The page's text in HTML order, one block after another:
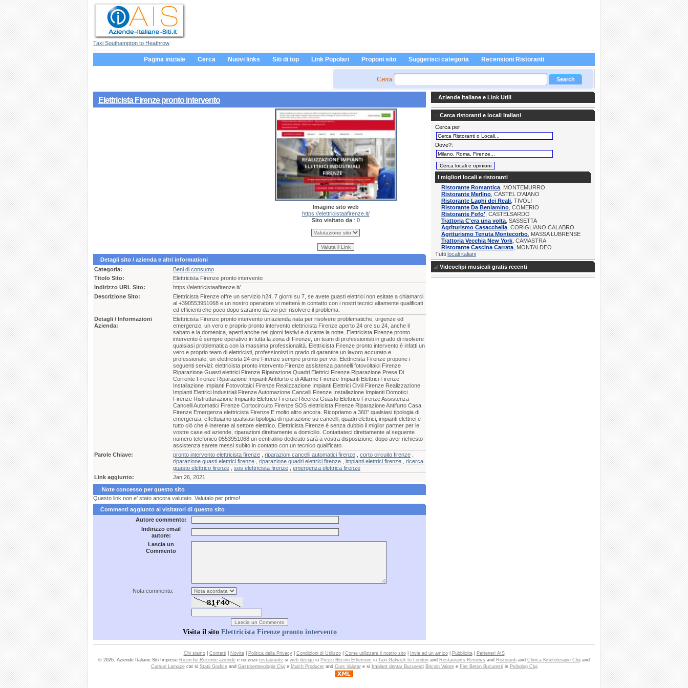
Taxi Southampton to Heathrow
Pagina iniziale Cerca Nuovi links Siti di top Link Popolari Proponi sito Suggerisci categoria Recensioni Ristoranti
Cerca
Elettricista Firenze pronto intervento
Imagine sito web
https://elettricistaafirenze.it/
Sito visitato da : 0
Detagli sito / azienda e altri informationi
Categoria:
Beni di consumo
Titolo Sito:
Elettricista Firenze pronto intervento
Indirizzo URL Sito:
https://elettricistaafirenze.it/
Descrizione Sito:
Elettricista Firenze offre un servizio h24, 7 giorni su 7, se avete guasti elettrici non esitate a chiamarci
al +390553951068 e un nostro operatore vi metterà in contatto con i nostri tecnici altamente qualificati
ed efficienti che poco dopo saranno da voi per risolvere il problema.
Detagli / Informazioni
Azienda:
Elettricista Firenze pronto intervento un’azienda nata per risolvere problematiche, urgenze ed
emergenze, un vero e proprio pronto intervento elettricista Firenze aperto 24 ore su 24, anche il
sabato e la domenica, aperti anche nei giorni festivi e durante la notte. Elettricista Firenze pronto
intervento è sempre operativo in tutta la zona di Firenze, un team di professionisti in grado di risolvere
qualsiasi problematica con la massima professionalità. Elettricista Firenze pronto intervento è infatti un
vero e proprio team di elettricisti, professionisti in grado di garantire un lavoro accurato e
professionale, un elettricista 24 ore Firenze sempre pronto per voi. Elettricista Firenze propone i
seguenti servizi: elettricista pronto intervento Firenze assistenza pannelli fotovoltaici Firenze
Riparazione Guasti elettrici Firenze Riparazione Quadri Elettrici Firenze Riparazione Prese Di
Corrente Firenze Riparazione Impianti Antifurto e di Allarme Firenze Impianti Elettrici Firenze
Installazione Impianti Fotovoltaici Firenze Realizzazione Impianti Elettrici Civili Firenze Realizzazione
Impianti Elettrici Industriali Firenze Automazione Cancelli Firenze Installazione Impianti Domotici
Firenze Ristrutturazione Impianto Elettrico Firenze Ricerca Guasto Elettrico Firenze Assistenza
Cancelli Automatici Firenze Cortocircuito Firenze SOS elettricista Firenze Riparazione Antifurto Casa
Firenze Emergenza elettricista Firenze E molto altro ancora. Ricopriamo a 360° qualsiasi tipologia di
emergenza, effettuiamo qualsiasi tipologia di riparazione su cancelli, quadri elettrici, impianti elettrici e
tutto ciò che è inerente al settore elettrico. Elettricista Firenze è senza dubbio il miglior partner per le
vostre case ed aziende, riparazioni direttamente a domicilio. Contattateci direttamente al seguente
numero telefonico 0553951068 un centralino dedicato sarà a vostra disposizione, dopo aver richiesto
assistenza sarete messi subito in contatto con un tecnico qualificato.
Parole Chiave:
pronto intervento elettricista firenze riparazioni cancelli automatici firenze corto circuito firenze
riparazione guasti elettrici firenze
riparazione quadri elettrici firenze impianti elettrici firenze
ricerca
guasto elettrico firenze
sos elettricista firenze
emergenza elettrica firenze
Link aggiunto:
Jan 26, 2021
Note concesso per questo sito
Questo link non e' stato ancora valutato. Valutalo per primo!
Commenti aggiunto ai visitatori di questo sito
Autore commento:
Indirizzo email
autore:
Lascia un
Commento
Nota commento:
Visita il sito Elettricista Firenze pronto intervento
Aziende Italiane e Link Utili
Cerca ristoranti e locali Italiani
Cerca per:
Dove?:
I migliori locali e ristoranti
Ristorante Romantica , MONTEMURRO
Ristorante Merlino , CASTEL D'AIANO
Ristorante Laghi dei Reali , TIVOLI
Ristorante Da Beniamino , COMERIO
Ristorante Fofo' , CASTELSARDO
Trattoria C'era una volta , SASSETTA
Agriturismo Casacchella , CORIGLIANO CALABRO
Agriturismo Tenuta Montecorbo , MASSA LUBRENSE
Trattoria Vecchia New York , CAMASTRA
Ristorante Cascina Carrata , MONTALDEO
Tutti locali italiani
Videoclipi musicali gratis recenti
Chi siamo| Contatti| Novita| Politica della Privacy| Condizioni di Utilizzo| Come utilizzare il nostro sito| Invia ad un amico| Pubblicita|
Parteneri AIS
© 2026. Aziende Italiane Siti Imprese Ricerche Recente aziende e recenzii restaurante si web design si Prezzi Bitcoin Ethereum si Taxi Gatwick to London and Restaurants Reviews and Ristoranti and Clinica Kinetoterapie Cluj and
Cursuri Lamazecat si Statii Graficeand Gastroenterologie Cluje Mulch Producerand Curs Valutare si Implant dentar Bucuresti Bitcoin Valoree Fier Beton Bucurestiin Psiholog Cluj